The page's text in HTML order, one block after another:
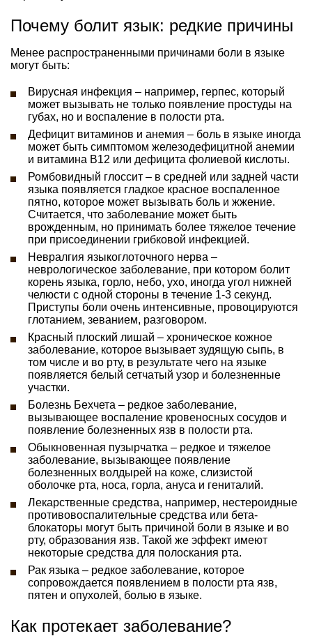
Почему болит язык: редкие причины
Менее распространенными причинами боли в языке
могут быть:
Вирусная инфекция – например, герпес, который
может вызывать не только появление простуды на
губах, но и воспаление в полости рта.
Дефицит витаминов и анемия – боль в языке иногда
может быть симптомом железодефицитной анемии
и витамина B12 или дефицита фолиевой кислоты.
Ромбовидный глоссит – в средней или задней части
языка появляется гладкое красное воспаленное
пятно, которое может вызывать боль и жжение.
Считается, что заболевание может быть
врожденным, но принимать более тяжелое течение
при присоединении грибковой инфекцией.
Невралгия языкоглоточного нерва –
неврологическое заболевание, при котором болит
корень языка, горло, небо, ухо, иногда угол нижней
челюсти с одной стороны в течение 1-3 секунд.
Приступы боли очень интенсивные, провоцируются
глотанием, зеванием, разговором.
Красный плоский лишай – хроническое кожное
заболевание, которое вызывает зудящую сыпь, в
том числе и во рту, в результате чего на языке
появляется белый сетчатый узор и болезненные
участки.
Болезнь Бехчета – редкое заболевание,
вызывающее воспаление кровеносных сосудов и
появление болезненных язв в полости рта.
Обыкновенная пузырчатка – редкое и тяжелое
заболевание, вызывающее появление
болезненных волдырей на коже, слизистой
оболочке рта, носа, горла, ануса и гениталий.
Лекарственные средства, например, нестероидные
противовоспалительные средства или бета-
блокаторы могут быть причиной боли в языке и во
рту, образования язв. Такой же эффект имеют
некоторые средства для полоскания рта.
Рак языка – редкое заболевание, которое
сопровождается появлением в полости рта язв,
пятен и опухолей, болью в языке.
Как протекает заболевание?